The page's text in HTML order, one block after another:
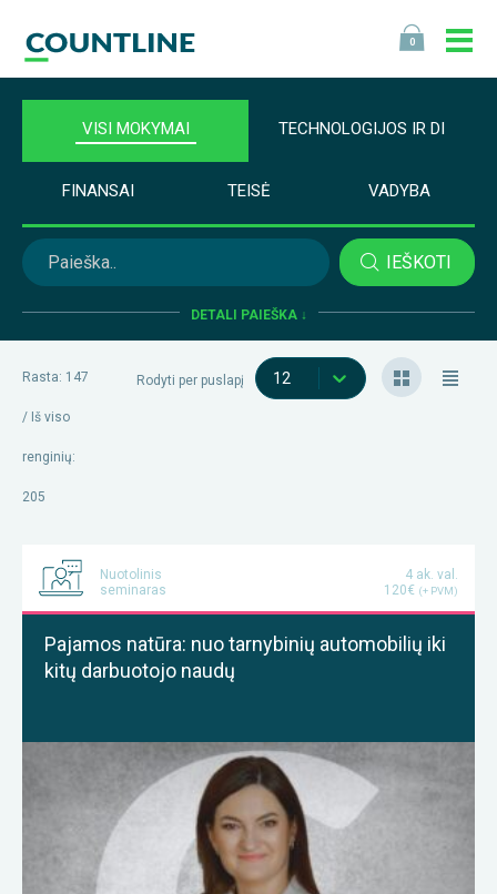
0
VISI MOKYMAI
FINANSAI TEISĖ VADYBA
TECHNOLOGIJOS IR DI
IEŠKOTI
DETALI PAIEŠKA ↓
Rasta: 147
/ Iš viso
renginių:
205
Rodyti per puslapį 12
Nuotolinis
seminaras
4 ak. val.
120€ (+ PVM)
Pajamos natūra: nuo tarnybinių automobilių iki
kitų darbuotojo naudų